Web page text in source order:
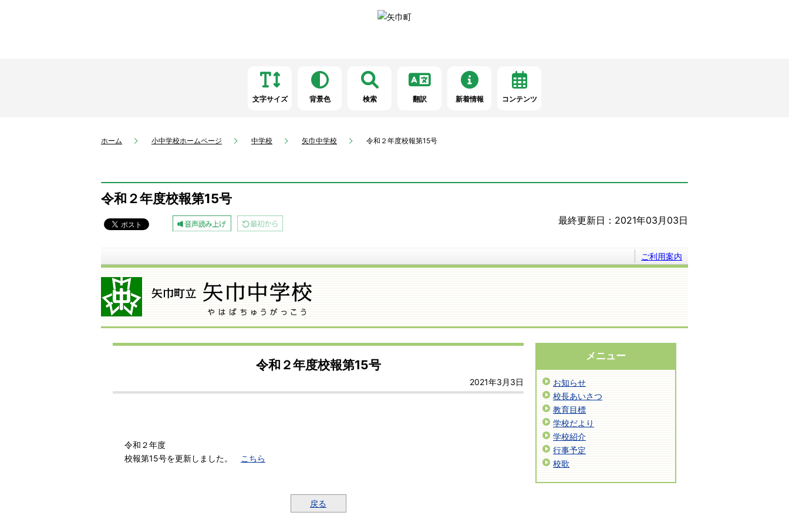
文字サイズ 背景色 検索 翻訳 新着情報 コンテンツ
ホーム 小中学校ホームページ 中学校 矢巾中学校 令和２年度校報第15号
令和２年度校報第15号
最終更新日：2021年03月03日
ご利用案内
令和２年度校報第15号
2021年3月3日
令和２年度
校報第15号を更新しました。
こちら
戻る
メニュー
お知らせ
校長あいさつ
教育目標
学校だより
学校紹介
行事予定
校歌